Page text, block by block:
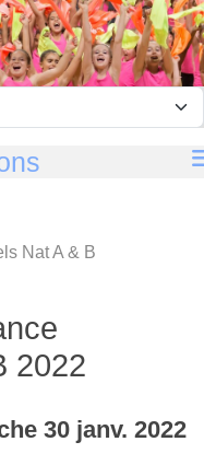
Nat A & B
2022
30 janv. 2022